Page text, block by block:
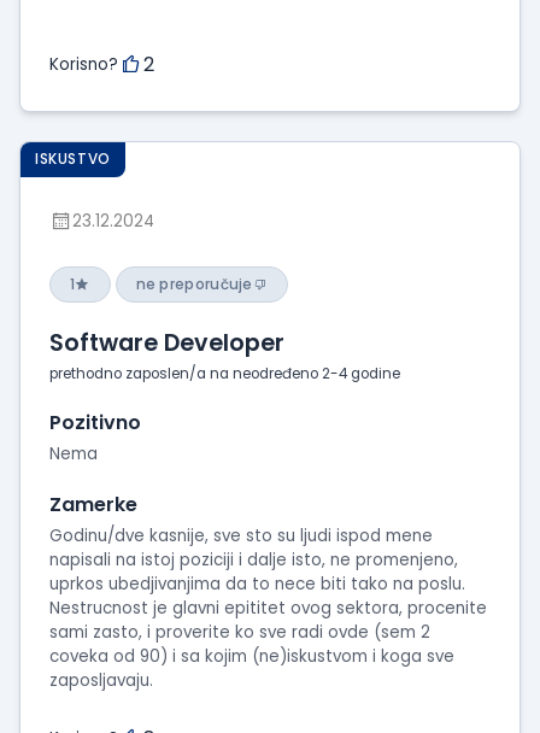
Korisno? 2
ISKUSTVO
23.12.2024
1 ne preporučuje
Software Developer
prethodno zaposlen/a na neodređeno 2-4 godine
Pozitivno
Nema
Zamerke
Godinu/dve kasnije, sve sto su ljudi ispod mene
napisali na istoj poziciji i dalje isto, ne promenjeno,
uprkos ubedjivanjima da to nece biti tako na poslu.
Nestrucnost je glavni epititet ovog sektora, procenite
sami zasto, i proverite ko sve radi ovde (sem 2
coveka od 90) i sa kojim (ne)iskustvom i koga sve
zaposljavaju.